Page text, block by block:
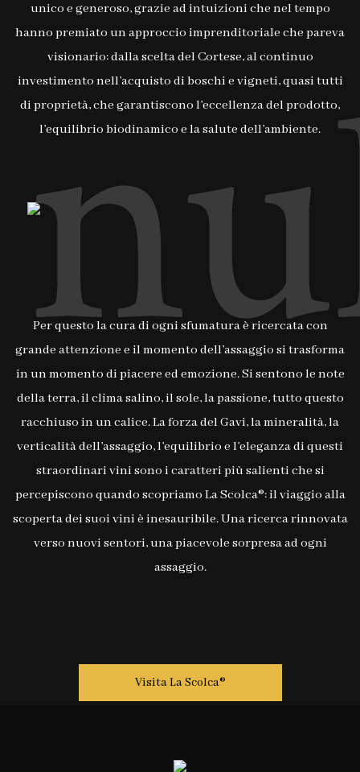
unico e generoso, grazie ad intuizioni che nel tempo
hanno premiato un approccio imprenditoriale che pareva
visionario: dalla scelta del Cortese, al continuo
investimento nell’acquisto di boschi e vigneti, quasi tutti
di proprietà, che garantiscono l’eccellenza del prodotto,
l’equilibrio biodinamico e la salute dell’ambiente.
Per questo la cura di ogni sfumatura è ricercata con
grande attenzione e il momento dell’assaggio si trasforma
in un momento di piacere ed emozione. Si sentono le note
della terra, il clima salino, il sole, la passione, tutto questo
racchiuso in un calice. La forza del Gavi, la mineralità, la
verticalità dell’assaggio, l’equilibrio e l’eleganza di questi
straordinari vini sono i caratteri più salienti che si
percepiscono quando scopriamo La Scolca®: il viaggio alla
scoperta dei suoi vini è inesauribile. Una ricerca rinnovata
verso nuovi sentori, una piacevole sorpresa ad ogni
assaggio.
Visita La Scolca®